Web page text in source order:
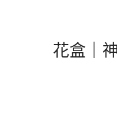
花盒｜